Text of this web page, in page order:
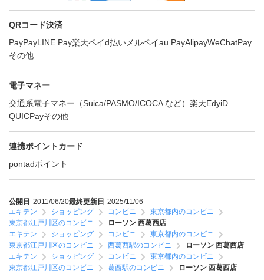
QRコード決済
PayPayLINE Pay楽天ペイd払い メルペイau PayAlipayWeChatPay
その他
電子マネー
交通系電子マネー（Suica/PASMO/ICOCA など） 楽天EdyiD
QUICPayその他
連携ポイントカード
pontadポイント
公開日 2011/06/20最終更新日 2025/11/06
エキテン
ショッピング コンビニ
東京都内のコンビニ
東京都江戸川区のコンビニ
ローソン 西葛西店
エキテン
ショッピング コンビニ
東京都内のコンビニ
東京都江戸川区のコンビニ
西葛西駅のコンビニ
ローソン 西葛西店
エキテン
ショッピング コンビニ
東京都内のコンビニ
東京都江戸川区のコンビニ
葛西駅のコンビニ ローソン 西葛西店